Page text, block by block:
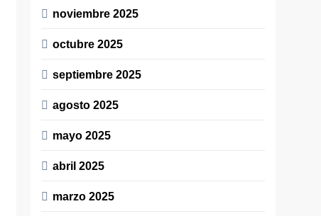
noviembre 2025
octubre 2025
septiembre 2025
agosto 2025
mayo 2025
abril 2025
marzo 2025